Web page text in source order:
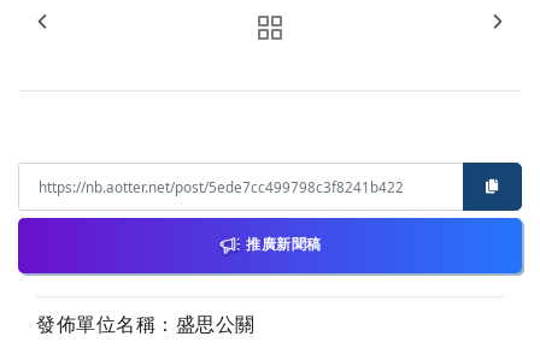
推廣新聞稿
發佈單位名稱：盛思公關